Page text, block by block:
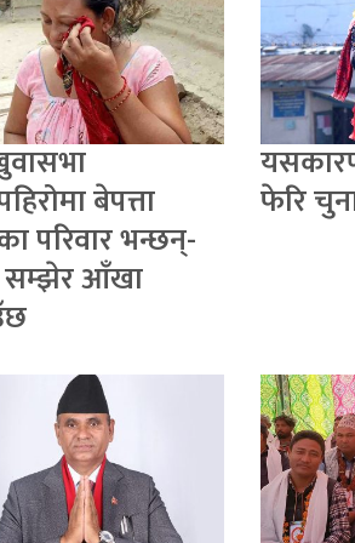
बेपत्ता
परिवार भन्छन्-
सम्झेर आँखा
फेरि